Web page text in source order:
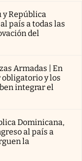
y República
país a todas las
del
Armadas | En
y los
integrar el
Dominicana,
al país a
la